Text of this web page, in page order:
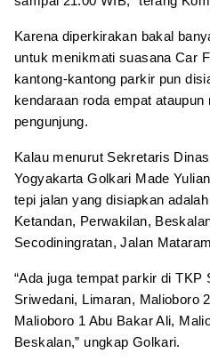
Karena diperkirakan bakal
untuk menikmati suasana Car
kantong-kantong parkir pun
kendaraan roda empat
pengunjung.
Kalau menurut Sekretaris
Yogyakarta Golkari Made
tepi jalan yang disiapkan
Ketandan, Perwakilan,
Secodiningratan, Jalan
“Ada juga tempat parkir di TKP
Sriwedani, Limaran, Malioboro
Malioboro 1 Abu Bakar Ali,
Beskalan,” ungkap Golkari.